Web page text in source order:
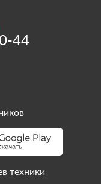
44
техники